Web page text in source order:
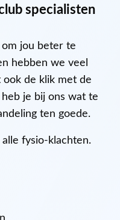
specialisten
om jou beter te
hebben we veel
ook de klik met de
je bij ons wat te
ten goede.
fysio-klachten.